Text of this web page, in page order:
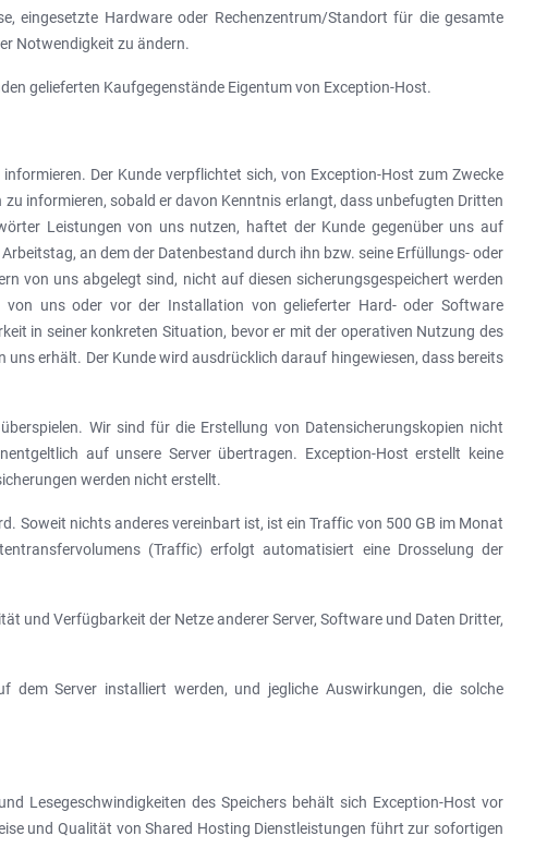
eingesetzte Hardware oder Rechenzentrum/Standort für die gesamte
Notwendigkeit zu ändern.
gelieferten Kaufgegenstände Eigentum von Exception-Host.
Der Kunde verpflichtet sich, von Exception-Host zum Zwecke
informieren, sobald er davon Kenntnis erlangt, dass unbefugten Dritten
Leistungen von uns nutzen, haftet der Kunde gegenüber uns auf
an dem der Datenbestand durch ihn bzw. seine Erfüllungs- oder
von uns abgelegt sind, nicht auf diesen sicherungsgespeichert werden
uns oder vor der Installation von gelieferter Hard- oder Software
in seiner konkreten Situation, bevor er mit der operativen Nutzung des
erhält. Der Kunde wird ausdrücklich darauf hingewiesen, dass bereits
Wir sind für die Erstellung von Datensicherungskopien nicht
auf unsere Server übertragen. Exception-Host erstellt keine
werden nicht erstellt.
Soweit nichts anderes vereinbart ist, ist ein Traffic von 500 GB im Monat
(Traffic) erfolgt automatisiert eine Drosselung der
und Verfügbarkeit der Netze anderer Server, Software und Daten Dritter,
Server installiert werden, und jegliche Auswirkungen, die solche
Lesegeschwindigkeiten des Speichers behält sich Exception-Host vor
und Qualität von Shared Hosting Dienstleistungen führt zur sofortigen